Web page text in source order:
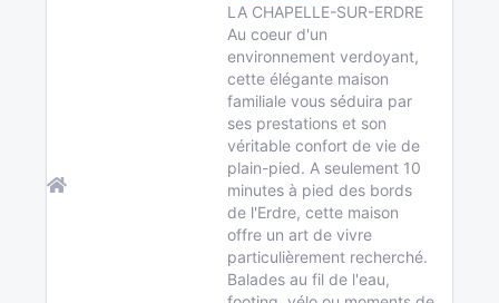
LA CHAPELLE-SUR-ERDRE
Au coeur d'un
environnement verdoyant,
cette élégante maison
familiale vous séduira par
ses prestations et son
véritable confort de vie de
plain-pied. A seulement 10
minutes à pied des bords
de l'Erdre, cette maison
offre un art de vivre
particulièrement recherché.
Balades au fil de l'eau,